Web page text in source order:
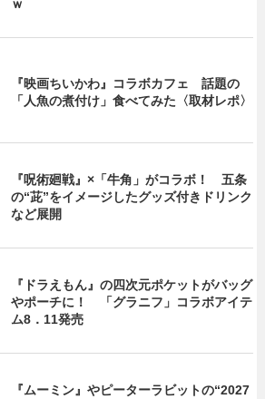
ｗ
『映画ちいかわ』コラボカフェ 話題の
「人魚の煮付け」食べてみた〈取材レポ〉
『呪術廻戦』×「牛角」がコラボ！ 五条
の“茈”をイメージしたグッズ付きドリンク
など展開
『ドラえもん』の四次元ポケットがバッグ
やポーチに！ 「グラニフ」コラボアイテ
ム8．11発売
『ムーミン』やピーターラビットの“2027